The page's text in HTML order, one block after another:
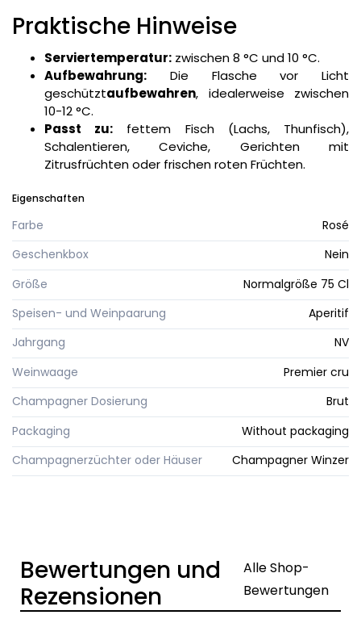
Praktische Hinweise
Serviertemperatur: zwischen 8 °C und 10 °C.
Aufbewahrung: Die Flasche vor Licht
geschütztaufbewahren, idealerweise zwischen
10-12 °C.
Passt zu: fettem Fisch (Lachs, Thunfisch),
Schalentieren, Ceviche, Gerichten mit
Zitrusfrüchten oder frischen roten Früchten.
Eigenschaften
Farbe
Rosé
Geschenkbox
Nein
Größe
Normalgröße 75 Cl
Speisen- und Weinpaarung
Aperitif
Jahrgang
NV
Weinwaage
Premier cru
Champagner Dosierung
Brut
Packaging
Without packaging
Champagnerzüchter oder Häuser
Champagner Winzer
Bewertungen und
Rezensionen
Alle Shop-
Bewertungen